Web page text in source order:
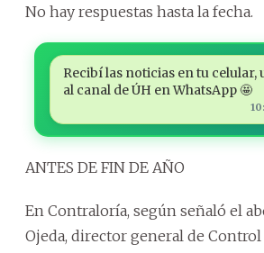
No hay respuestas hasta la fecha.
Recibí las noticias en tu celular,
al canal de ÚH en WhatsApp 🤩
ANTES DE FIN DE AÑO
En Contraloría, según señaló el
Ojeda, director general de Control